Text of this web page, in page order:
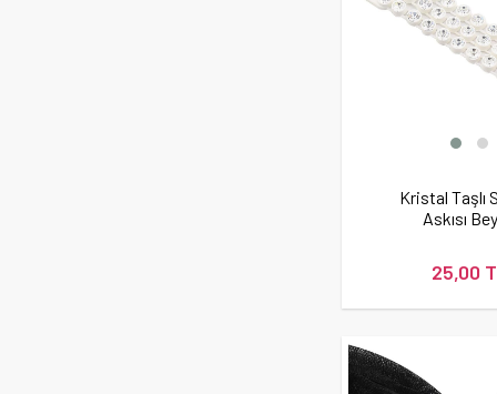
Kristal Taşlı
Askısı
25,00